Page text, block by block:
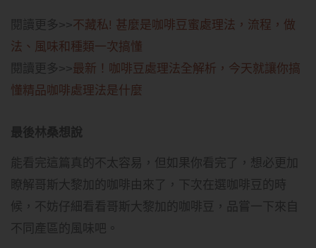
閱讀更多>>不藏私! 甚麼是咖啡豆蜜處理法，流程，做
法、風味和種類一次搞懂
閱讀更多>>最新！咖啡豆處理法全解析，今天就讓你搞
懂精品咖啡處理法是什麼
最後林桑想說
能看完這篇真的不太容易，但如果你看完了，想必更加
瞭解哥斯大黎加的咖啡由來了，下次在選咖啡豆的時
候，不妨仔細看看哥斯大黎加的咖啡豆，品嘗一下來自
不同產區的風味吧。